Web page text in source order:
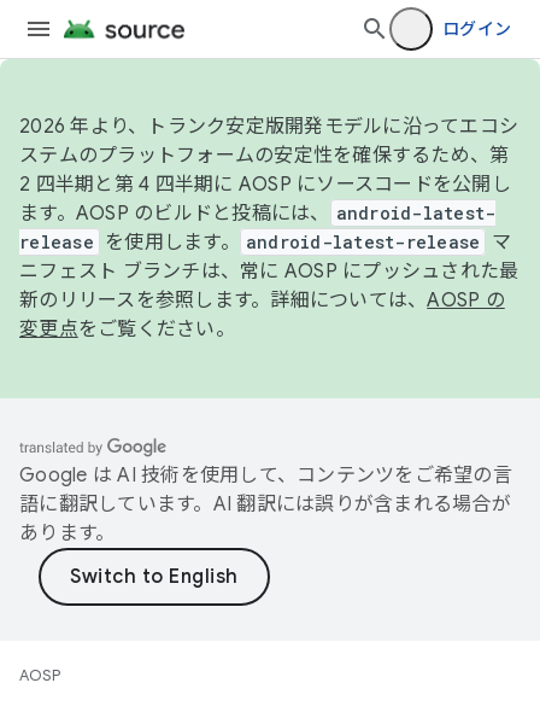
ログイン
2026 年より、トランク安定版開発モデルに沿ってエコシ
ステムのプラットフォームの安定性を確保するため、第
2 四半期と第 4 四半期に AOSP にソースコードを公開し
ます。AOSP のビルドと投稿には、
android-latest-
release
を使用します。 android-latest-release
マ
ニフェスト ブランチは、常に AOSP にプッシュされた最
新のリリースを参照します。詳細については、AOSP の
変更点をご覧ください。
Google は AI 技術を使用して、コンテンツをご希望の言
語に翻訳しています。AI 翻訳には誤りが含まれる場合が
あります。
AOSP